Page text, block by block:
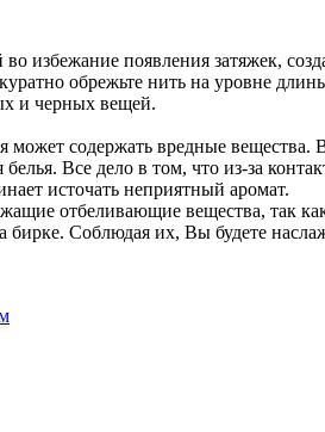
избежание появления затяжек,
обрежьте нить на уровне
и черных вещей.
может содержать вредные
Все дело в том, что из-за
источать неприятный аромат.
отбеливающие вещества, так
Соблюдая их, Вы будете